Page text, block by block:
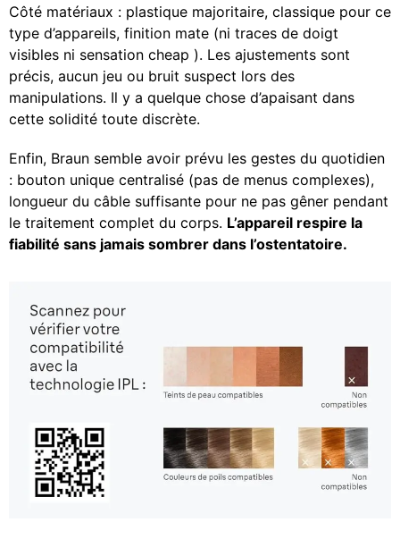
Côté matériaux : plastique majoritaire, classique pour ce
type d’appareils, finition mate (ni traces de doigt
visibles ni sensation cheap ). Les ajustements sont
précis, aucun jeu ou bruit suspect lors des
manipulations. Il y a quelque chose d’apaisant dans
cette solidité toute discrète.
Enfin, Braun semble avoir prévu les gestes du quotidien
: bouton unique centralisé (pas de menus complexes),
longueur du câble suffisante pour ne pas gêner pendant
le traitement complet du corps. L’appareil respire la
fiabilité sans jamais sombrer dans l’ostentatoire.